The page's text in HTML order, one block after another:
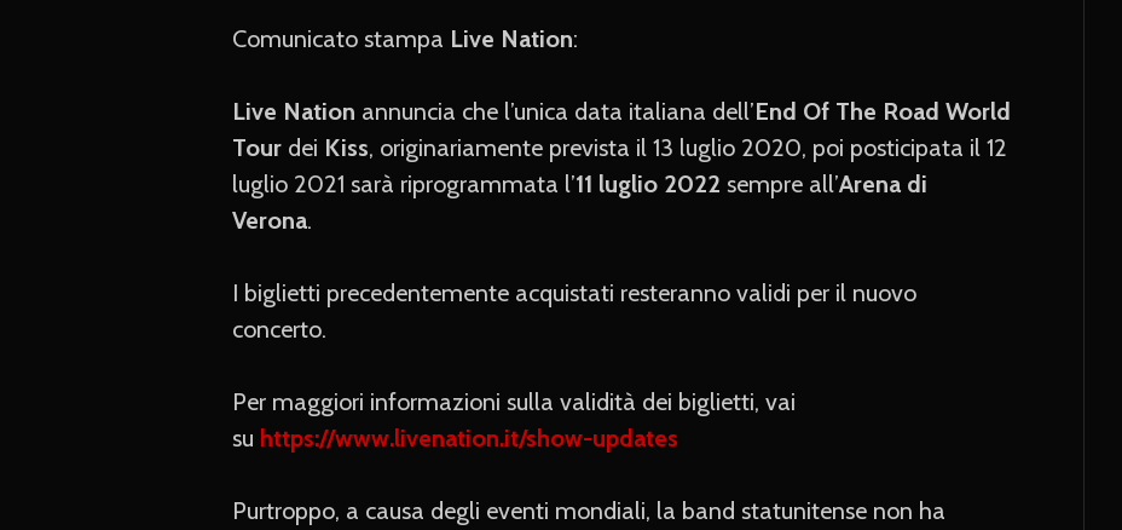
Comunicato stampa Live Nation:
Live Nation annuncia che l’unica data italiana dell’End Of The Road World
Tour dei Kiss, originariamente prevista il 13 luglio 2020, poi posticipata il 12
luglio 2021 sarà riprogrammata l’11 luglio 2022 sempre all’Arena di
Verona.
I biglietti precedentemente acquistati resteranno validi per il nuovo
concerto.
Per maggiori informazioni sulla validità dei biglietti, vai
su https://www.livenation.it/show-updates
Purtroppo, a causa degli eventi mondiali, la band statunitense non ha